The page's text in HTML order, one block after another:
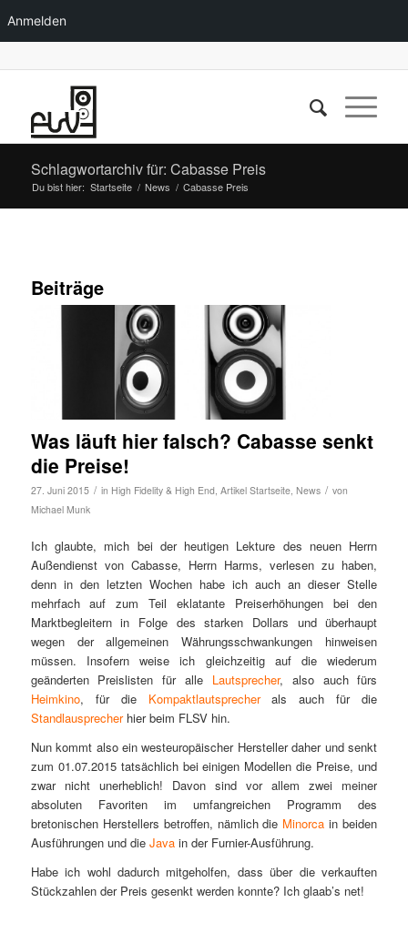
Anmelden
Schlagwortarchiv für: Cabasse Preis
Du bist hier: Startseite / News / Cabasse Preis
Beiträge
Was läuft hier falsch? Cabasse senkt
die Preise!
27. Juni 2015 / in High Fidelity & High End, Artikel Startseite, News / von
Michael Munk
Ich glaubte, mich bei der heutigen Lekture des neuen Herrn
Außendienst von Cabasse, Herrn Harms, verlesen zu haben,
denn in den letzten Wochen habe ich auch an dieser Stelle
mehrfach auf zum Teil eklatante Preiserhöhungen bei den
Marktbegleitern in Folge des starken Dollars und überhaupt
wegen der allgemeinen Währungsschwankungen hinweisen
müssen. Insofern weise ich gleichzeitig auf die wiederum
geänderten Preislisten für alle Lautsprecher, also auch fürs
Heimkino, für die Kompaktlautsprecherals auch für die
Standlausprecherhier beim FLSV hin.
Nun kommt also ein westeuropäischer Hersteller daher und senkt
zum 01.07.2015 tatsächlich bei einigen Modellen die Preise, und
zwar nicht unerheblich! Davon sind vor allem zwei meiner
absoluten Favoriten im umfangreichen Programm des
bretonischen Herstellers betroffen, nämlich die Minorca in beiden
Ausführungen und die Javain der Furnier-Ausführung.
Habe ich wohl dadurch mitgeholfen, dass über die verkauften
Stückzahlen der Preis gesenkt werden konnte? Ich glaab’s net!